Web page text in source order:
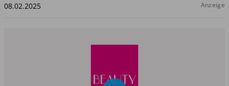
08.02.2025 Anzeige